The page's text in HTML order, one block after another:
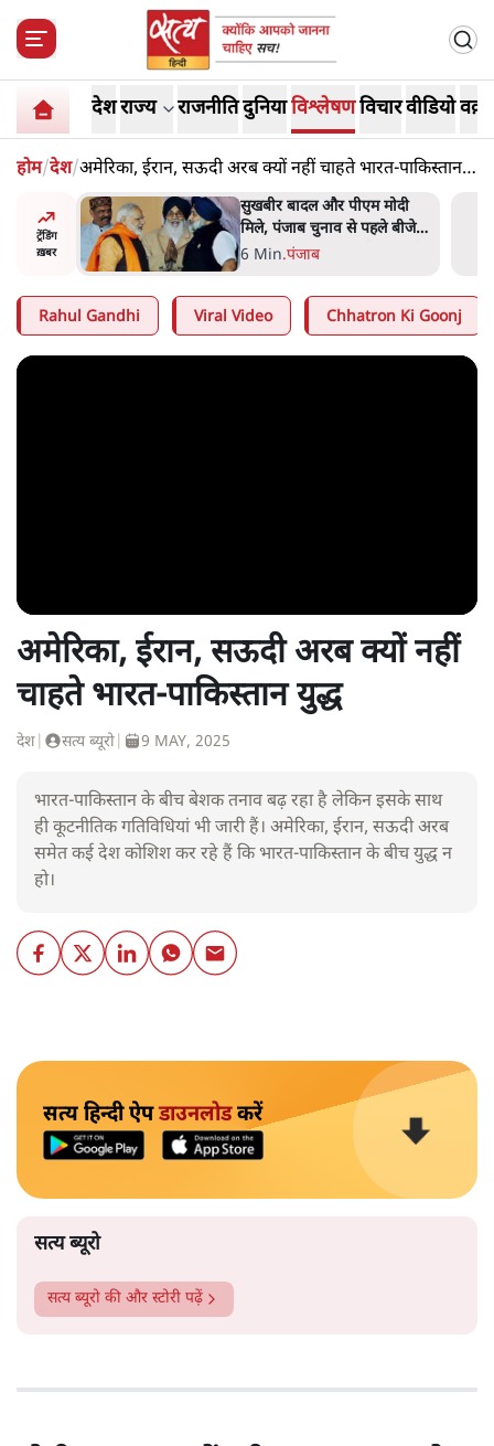
देशराज्य राजनीतिदुनियाविश्लेषणविचारवीडियो
होम/देश/अमेरिका, ईरान, सऊदी अरब क्यों नहीं चाहते भारत-पाकिस्तान
युद्ध
ट्रेंडिंग
ख़बर
बीजेपी-
अटकलें
राहुल गांधी ने प्रयागराज में जेन ज़ी
को झकझोरा- 3D संदेश- दर्द, डेटा,
दौलत
6 Min.देश
Rahul Gandhi Viral Video Chhatron Ki Goonj
अमेरिका, ईरान, सऊदी अरब क्यों नहीं
चाहते भारत-पाकिस्तान युद्ध
देश सत्य ब्यूरो 9 MAY, 2025
भारत-पाकिस्तान के बीच बेशक तनाव बढ़ रहा है लेकिन इसके साथ
ही कूटनीतिक गतिविधियां भी जारी हैं। अमेरिका, ईरान, सऊदी अरब
समेत कई देश कोशिश कर रहे हैं कि भारत-पाकिस्तान के बीच युद्ध न
हो।
सत्य हिन्दी ऐपडाउनलोडकरें
सत्य ब्यूरो
सत्य ब्यूरो की और स्टोरी पढ़ें